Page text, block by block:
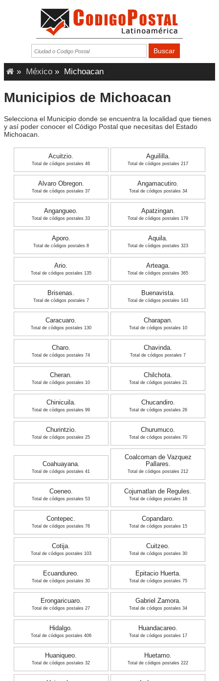
» México » Michoacan
Municipios de Michoacan
Selecciona el Municipio donde se encuentra la localidad que tienes
y así poder conocer el Código Postal que necesitas del Estado
Michoacan.
Acuitzio.
Total de códigos postales 46
Aguililla.
Total de códigos postales 217
Alvaro Obregon.
Total de códigos postales 37
Angamacutiro.
Total de códigos postales 34
Angangueo.
Total de códigos postales 33
Apatzingan.
Total de códigos postales 179
Aporo.
Total de códigos postales 8
Aquila.
Total de códigos postales 323
Ario.
Total de códigos postales 135
Arteaga.
Total de códigos postales 365
Brisenas.
Total de códigos postales 7
Buenavista.
Total de códigos postales 143
Caracuaro.
Total de códigos postales 130
Charapan.
Total de códigos postales 10
Charo.
Total de códigos postales 74
Chavinda.
Total de códigos postales 7
Cheran.
Total de códigos postales 10
Chilchota.
Total de códigos postales 21
Chinicuila.
Total de códigos postales 99
Chucandiro.
Total de códigos postales 26
Churintzio.
Total de códigos postales 25
Churumuco.
Total de códigos postales 70
Coahuayana.
Total de códigos postales 41
Coalcoman de Vazquez
Pallares.
Total de códigos postales 212
Coeneo.
Total de códigos postales 53
Cojumatlan de Regules.
Total de códigos postales 16
Contepec.
Total de códigos postales 76
Copandaro.
Total de códigos postales 15
Cotija.
Total de códigos postales 103
Cuitzeo.
Total de códigos postales 30
Ecuandureo.
Total de códigos postales 30
Epitacio Huerta.
Total de códigos postales 75
Erongaricuaro.
Total de códigos postales 27
Gabriel Zamora.
Total de códigos postales 34
Hidalgo.
Total de códigos postales 406
Huandacareo.
Total de códigos postales 17
Huaniqueo.
Total de códigos postales 32
Huetamo.
Total de códigos postales 222